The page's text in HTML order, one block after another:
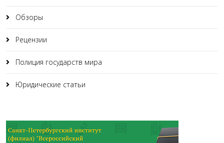
Обзоры
Рецензии
Полиция государств мира
Юридические статьи